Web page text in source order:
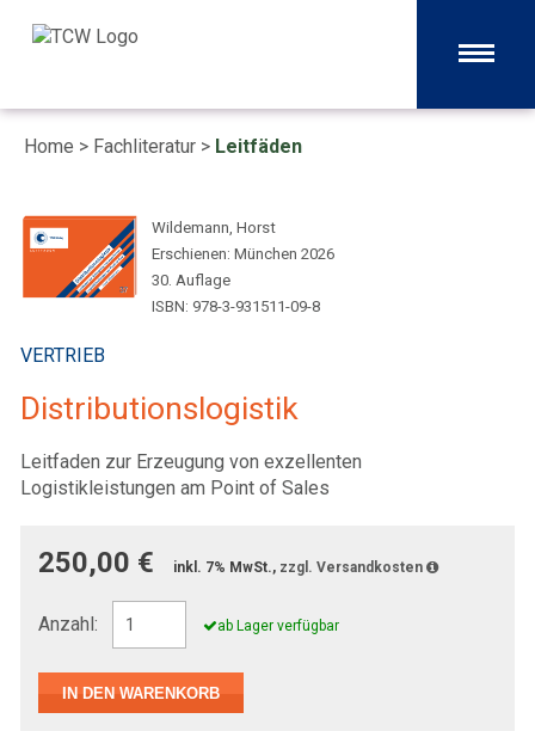
Home > Fachliteratur > Leitfäden
Wildemann, Horst
Erschienen: München 2026
30. Auflage
ISBN: 978-3-931511-09-8
VERTRIEB
Distributionslogistik
Leitfaden zur Erzeugung von exzellenten
Logistikleistungen am Point of Sales
250,00 € inkl. 7% MwSt., zzgl. Versandkosten
Anzahl: ab Lager verfügbar